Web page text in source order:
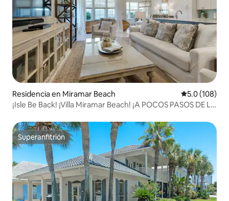
Residencia en Miramar Beach Calificación
5.0 (108)
¡Isle Be Back! ¡Villa Miramar Beach! ¡A POCOS PASOS DE LA
Superanfitrión
Superanfitrión